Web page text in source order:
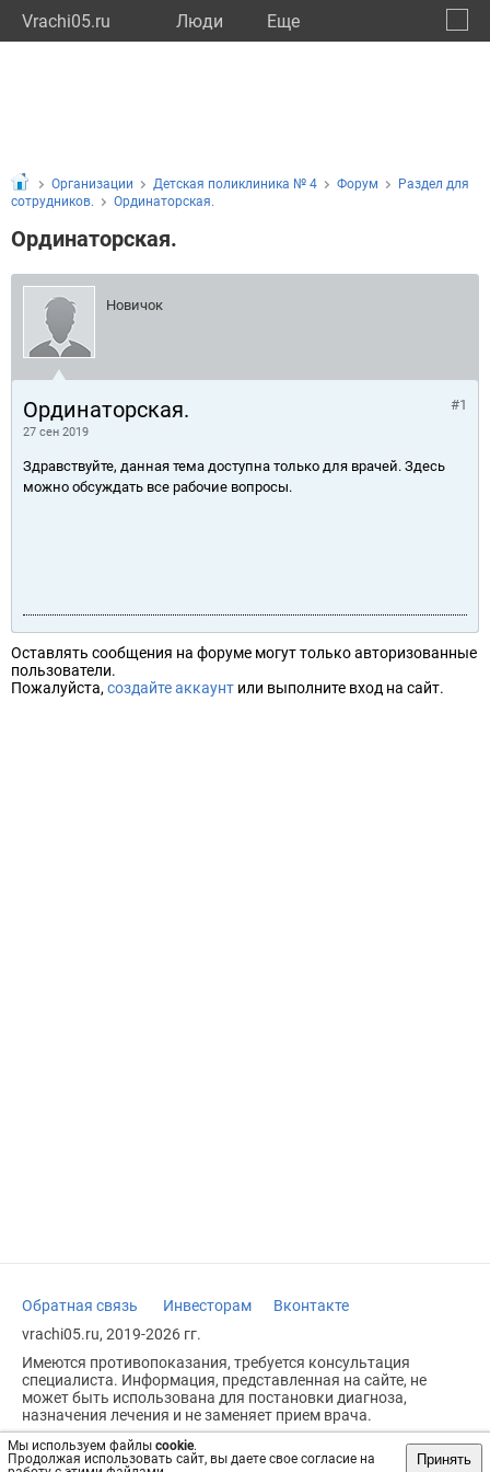
Vrachi05.ru Люди Eще
Мы используем файлы cookie.
Продолжая использовать сайт, вы даете свое согласие на
Принять
Организации Детская поликлиника № 4 Форум
Раздел для
сотрудников.
Ординаторская.
Ординаторская.
Новичок
Ординаторская.
27 сен 2019
#1
Здравствуйте, данная тема доступна только для врачей. Здесь
можно обсуждать все рабочие вопросы.
Оставлять сообщения на форуме могут только авторизованные
пользователи.
Пожалуйста, создайте аккаунт или выполните вход на сайт.
Обратная связь Инвесторам
Вконтакте
vrachi05.ru, 2019-2026 гг.
Имеются противопоказания, требуется консультация
специалиста. Информация, представленная на сайте, не
может быть использована для постановки диагноза,
назначения лечения и не заменяет прием врача.
Возрастное ограничение: 18+